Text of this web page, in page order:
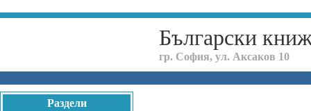
Български
гр. София, ул. Аксаков 10
Раздели